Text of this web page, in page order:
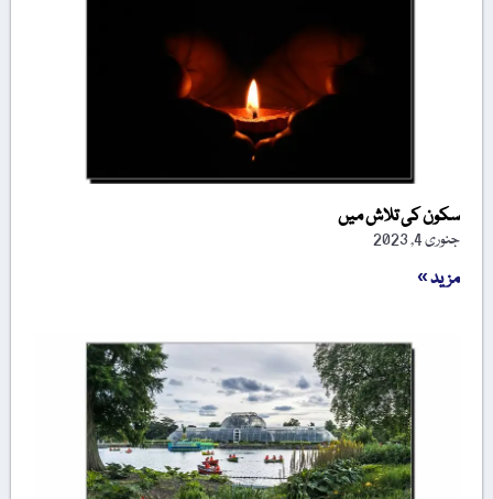
سکون کی تلاش میں
جنوری 4, 2023
مزید »